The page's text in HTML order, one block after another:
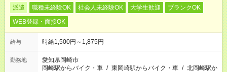
派遣 職種未経験OK 社会人未経験OK 大学生歓迎
ブランクOK
WEB登録・面接OK
給与 時給1,500円～1,875円
勤務地
愛知県岡崎市
岡崎駅からバイク・車 / 東岡崎駅からバイク・車 / 北岡崎駅か